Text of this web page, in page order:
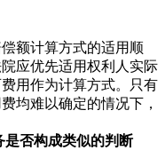
额计算方式的适用顺
应优先适用权利人实际
用作为计算方式。只有
均难以确定的情况下，
是否构成类似的判断